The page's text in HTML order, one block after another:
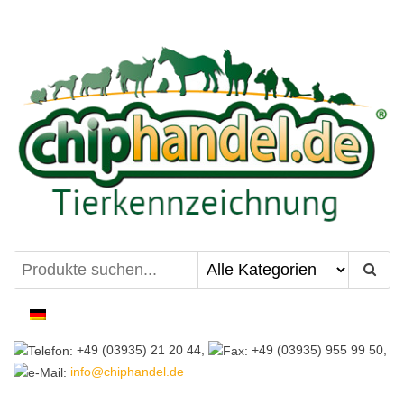
chiphandel.de
+49 (03935) 21 20 44,
+49 (03935) 955 99 50,
info@chiphandel.de